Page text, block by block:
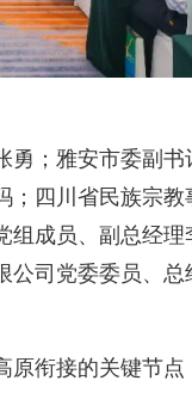
勇；雅安市委副
四川省民族宗教
成员、副总经
司党委委员、总
衔接的关键节点